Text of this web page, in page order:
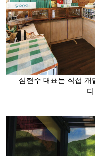
심현주 대표는 직접 개